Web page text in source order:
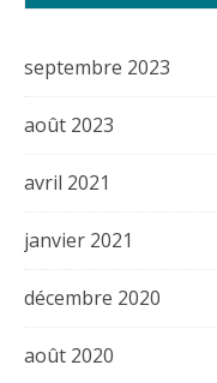
septembre 2023
août 2023
avril 2021
janvier 2021
décembre 2020
août 2020